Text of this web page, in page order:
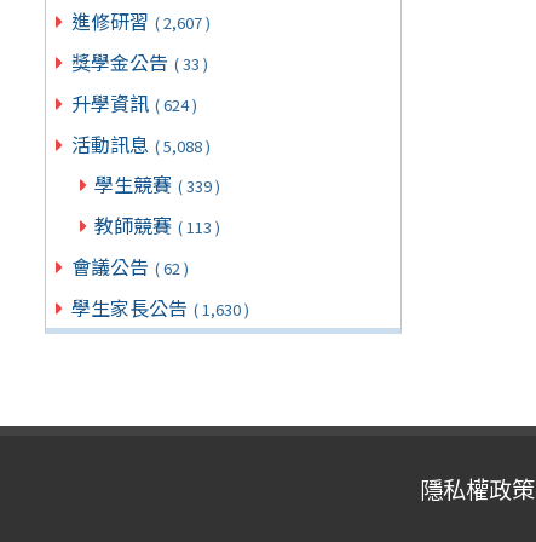
進修研習 ( 2,607 )
獎學金公告 ( 33 )
升學資訊 ( 624 )
活動訊息 ( 5,088 )
學生競賽 ( 339 )
教師競賽 ( 113 )
會議公告 ( 62 )
學生家長公告 ( 1,630 )
隱私權政策